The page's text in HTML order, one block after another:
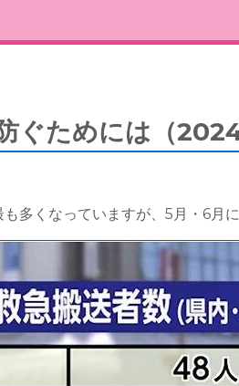
ぐためには（2024
多くなっていますが、5月・6月